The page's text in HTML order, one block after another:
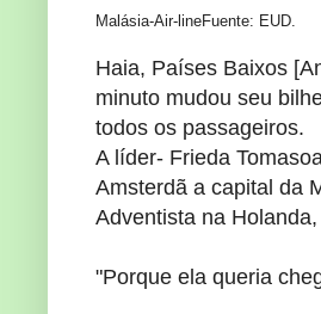
Malásia-Air- lineFuente: EUD.
Haia, Países Baixos [
minuto mudou seu
todos os passageiros.
A líder- Frieda
Amsterdã a capital da
Adventista na Holanda,
"Porque ela queria